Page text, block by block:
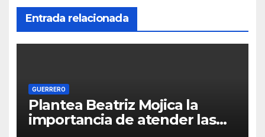
Entrada relacionada
GUERRERO
Plantea Beatriz Mojica la
importancia de atender las